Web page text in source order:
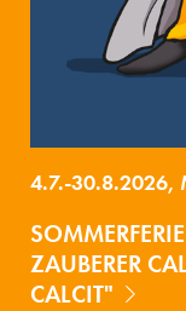
4.7.-30.8.2026,
ZAUBERER
CALCIT"